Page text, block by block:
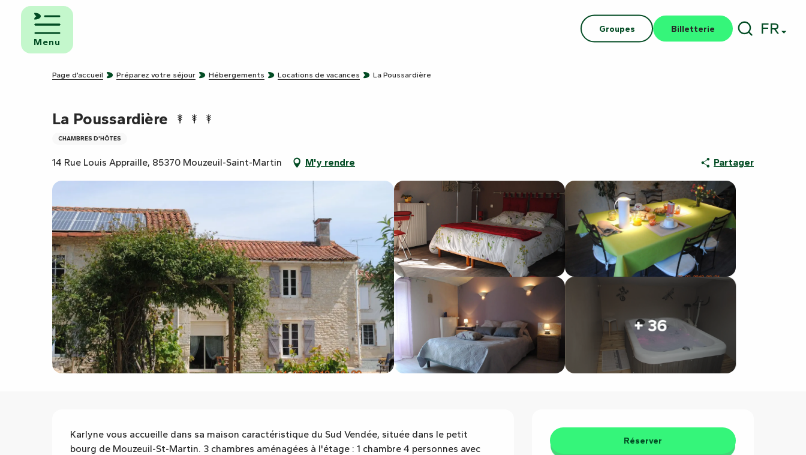
contenu
principal
Groupes Billetterie FR
Menu
Page d’accueil Préparez votre séjour Hébergements Locations de vacances La Poussardière
La Poussardière
CHAMBRES D'HÔTES
14 Rue Louis Appraille, 85370 Mouzeuil-Saint-Martin M'y rendre Partager
+ 36
Ouverture et coordonnées
Réserver
Karlyne vous accueille dans sa maison caractéristique du Sud Vendée, située dans le petit
bourg de Mouzeuil-St-Martin. 3 chambres aménagées à l'étage : 1 chambre 4 personnes avec